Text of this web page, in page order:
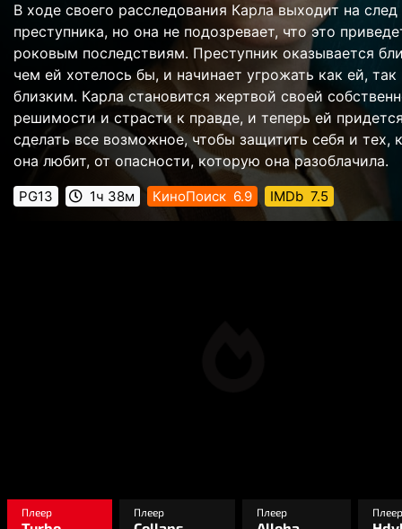
В ходе своего расследования Карла выходит на след
преступника, но она не подозревает, что это
роковым последствиям. Преступник оказывается
чем ей хотелось бы, и начинает угрожать как ей, так
близким. Карла становится жертвой своей
решимости и страсти к правде, и теперь ей
сделать все возможное, чтобы защитить себя и тех,
она любит, от опасности, которую она разоблачила.
PG13 1ч 38м КиноПоиск 6.9 IMDb 7.5